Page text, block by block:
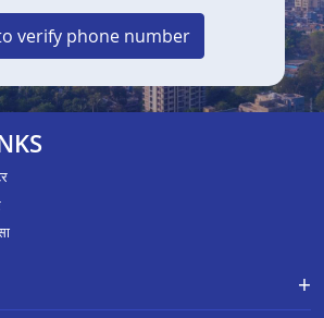
verify phone number